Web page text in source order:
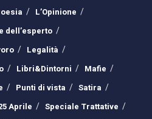
L’Opinione
dell’esperto
Legalità
Libri&Dintorni
Mafie
Punti di vista
Satira
Aprile
Speciale Trattative